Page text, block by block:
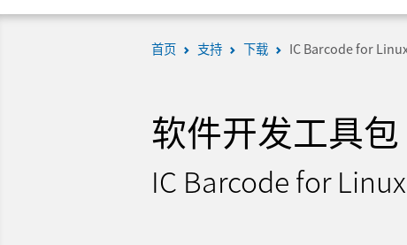
首页 支持 下载 IC Barcode for
软件开发工具包
IC Barcode for